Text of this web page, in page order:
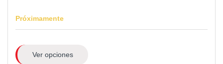
Próximamente
Ver opciones